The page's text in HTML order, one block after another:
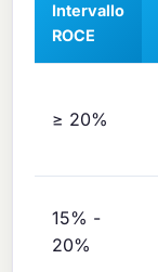
Intervallo
ROCE
≥ 20%
15% -
20%